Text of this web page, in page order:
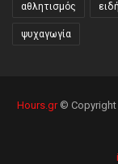
αθλητισμός
ψυχαγωγία
Hours.gr© Copyright